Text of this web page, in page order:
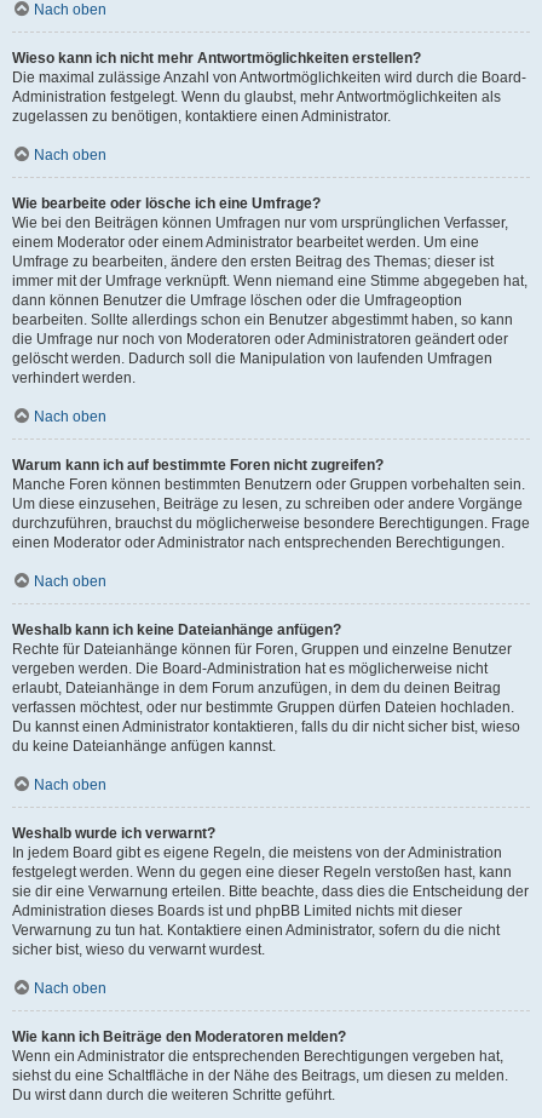
Nach oben
Wieso kann ich nicht mehr Antwortmöglichkeiten erstellen?
Die maximal zulässige Anzahl von Antwortmöglichkeiten wird durch die Board-
Administration festgelegt. Wenn du glaubst, mehr Antwortmöglichkeiten als
zugelassen zu benötigen, kontaktiere einen Administrator.
Nach oben
Wie bearbeite oder lösche ich eine Umfrage?
Wie bei den Beiträgen können Umfragen nur vom ursprünglichen Verfasser,
einem Moderator oder einem Administrator bearbeitet werden. Um eine
Umfrage zu bearbeiten, ändere den ersten Beitrag des Themas; dieser ist
immer mit der Umfrage verknüpft. Wenn niemand eine Stimme abgegeben hat,
dann können Benutzer die Umfrage löschen oder die Umfrageoption
bearbeiten. Sollte allerdings schon ein Benutzer abgestimmt haben, so kann
die Umfrage nur noch von Moderatoren oder Administratoren geändert oder
gelöscht werden. Dadurch soll die Manipulation von laufenden Umfragen
verhindert werden.
Nach oben
Warum kann ich auf bestimmte Foren nicht zugreifen?
Manche Foren können bestimmten Benutzern oder Gruppen vorbehalten sein.
Um diese einzusehen, Beiträge zu lesen, zu schreiben oder andere Vorgänge
durchzuführen, brauchst du möglicherweise besondere Berechtigungen. Frage
einen Moderator oder Administrator nach entsprechenden Berechtigungen.
Nach oben
Weshalb kann ich keine Dateianhänge anfügen?
Rechte für Dateianhänge können für Foren, Gruppen und einzelne Benutzer
vergeben werden. Die Board-Administration hat es möglicherweise nicht
erlaubt, Dateianhänge in dem Forum anzufügen, in dem du deinen Beitrag
verfassen möchtest, oder nur bestimmte Gruppen dürfen Dateien hochladen.
Du kannst einen Administrator kontaktieren, falls du dir nicht sicher bist, wieso
du keine Dateianhänge anfügen kannst.
Nach oben
Weshalb wurde ich verwarnt?
In jedem Board gibt es eigene Regeln, die meistens von der Administration
festgelegt werden. Wenn du gegen eine dieser Regeln verstoßen hast, kann
sie dir eine Verwarnung erteilen. Bitte beachte, dass dies die Entscheidung der
Administration dieses Boards ist und phpBB Limited nichts mit dieser
Verwarnung zu tun hat. Kontaktiere einen Administrator, sofern du die nicht
sicher bist, wieso du verwarnt wurdest.
Nach oben
Wie kann ich Beiträge den Moderatoren melden?
Wenn ein Administrator die entsprechenden Berechtigungen vergeben hat,
siehst du eine Schaltfläche in der Nähe des Beitrags, um diesen zu melden.
Du wirst dann durch die weiteren Schritte geführt.